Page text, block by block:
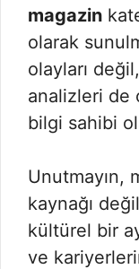
magazin
olarak
olayları
analizleri de
bilgi sahibi
Unutmayın,
kaynağı
kültürel bir
ve